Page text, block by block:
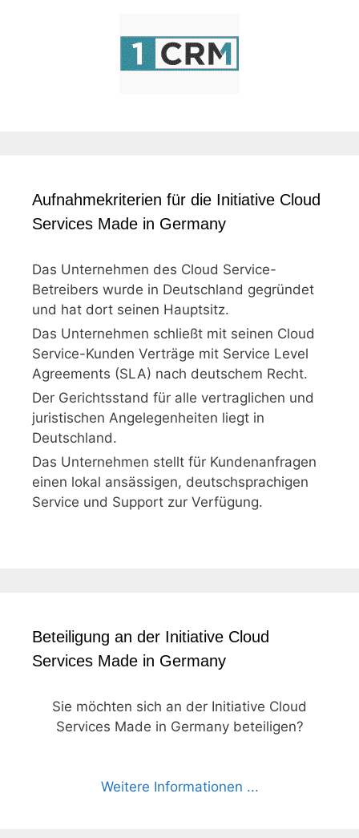
Aufnahmekriterien für die Initiative Cloud
Services Made in Germany
Das Unternehmen des Cloud Service-
Betreibers wurde in Deutschland gegründet
und hat dort seinen Hauptsitz.
Das Unternehmen schließt mit seinen Cloud
Service-Kunden Verträge mit Service Level
Agreements (SLA) nach deutschem Recht.
Der Gerichtsstand für alle vertraglichen und
juristischen Angelegenheiten liegt in
Deutschland.
Das Unternehmen stellt für Kundenanfragen
einen lokal ansässigen, deutschsprachigen
Service und Support zur Verfügung.
Beteiligung an der Initiative Cloud
Services Made in Germany
Sie möchten sich an der Initiative Cloud
Services Made in Germany beteiligen?
Weitere Informationen ...